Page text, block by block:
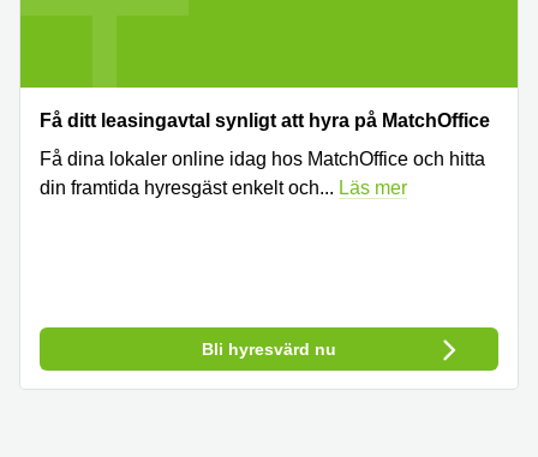
Få ditt leasingavtal synligt att hyra på MatchOffice
Få dina lokaler online idag hos MatchOffice och hitta
din framtida hyresgäst enkelt och... Läs mer
Bli hyresvärd nu